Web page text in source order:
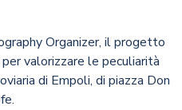
Organizer, il progetto
valorizzare le peculiarità
di Empoli, di piazza Don